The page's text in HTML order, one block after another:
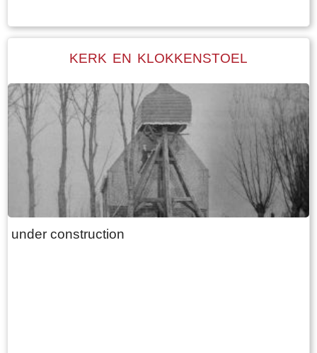
lager is dan het voorhuis. Daarachter de schuur,
naast de boerderij in de hooiberg opgeslagen.
Het laatste langhuis met de bijbehorende
hooiberg in Fryslân staat, volledig
gerestaureerd, in het dorp Warten. Het is als
museum ingericht ( bouwjaar 1725)
KERK EN KLOKKENSTOEL
under construction